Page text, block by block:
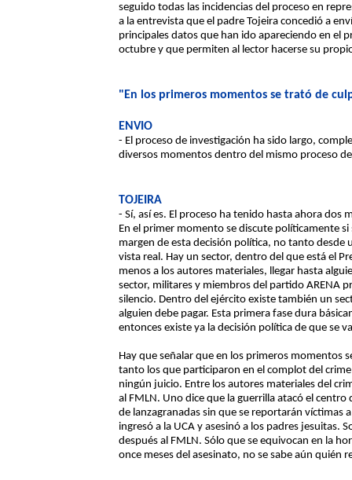
seguido todas las incidencias del proceso en
a la entrevista que el padre Tojeira concedió a
principales datos que han ido apareciendo en el
octubre y que permiten al lector hacerse su
"En los primeros momentos se trató de
ENVIO
- El proceso de investigación ha sido largo,
diversos momentos dentro del mismo proceso
TOJEIRA
- Sí, así es. El proceso ha tenido hasta ahora
En el primer momento se discute políticamente
margen de esta decisión política, no tanto
vista real. Hay un sector, dentro del que está el
menos a los autores materiales, llegar hasta
sector, militares y miembros del partido ARENA
silencio. Dentro del ejército existe también un
alguien debe pagar. Esta primera fase dura
entonces existe ya la decisión política de que se
Hay que señalar que en los primeros momentos
tanto los que participaron en el complot del
ningún juicio. Entre los autores materiales del
al FMLN. Uno dice que la guerrilla atacó el
de lanzagranadas sin que se reportarán víctimas
ingresó a la UCA y asesinó a los padres jesuitas.
después al FMLN. Sólo que se equivocan en la
once meses del asesinato, no se sabe aún quién